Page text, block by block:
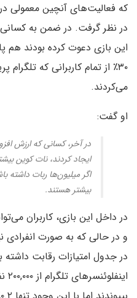
که فعالیت‌های آنچین معمولی
در نظر گرفت. در ضمن به کسانی
این بازی دعوت کرده بودند
۳۰٪ از تمام کاربرانی که
می‌کردند.
او گفت:
در آخر، کسانی که ارزش
ایجاد کردند، نات‌ کوین
اگر میلیون‌ها ربات داشته
بیشتر هستند.
در داخل این بازی، کاربران
و در حالی که به صورت انفرادی
در جدول امتیازات رقابت